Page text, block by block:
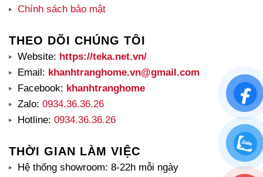
Chính sách bảo mật
THEO DÕI CHÚNG TÔI
Website: https://teka.net.vn/
Email: khanhtranghome.vn@gmail.com
Facebook: khanhtranghome
Zalo: 0934.36.36.26
Hotline: 0934.36.36.26
THỜI GIAN LÀM VIỆC
Hệ thống showroom: 8-22h mỗi ngày